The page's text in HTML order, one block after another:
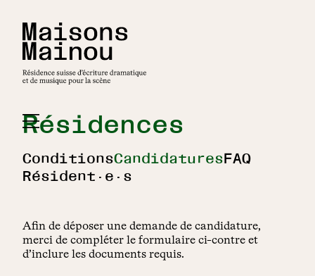
Résidences
ConditionsCandidaturesFAQ
Résident·e·s
Afin de déposer une demande de candidature,
merci de compléter le formulaire ci-contre et
d’inclure les documents requis.